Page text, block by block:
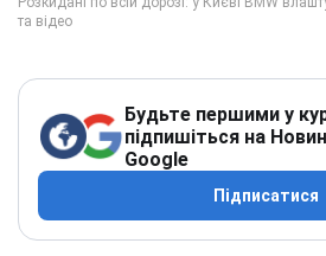
Будьте першими у
підпишіться на
Google
Підписатися